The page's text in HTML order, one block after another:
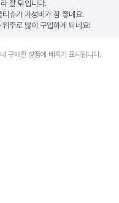
잘 닦입니다.
티슈가 가성비가 참 좋네요.
위주로 많이 구입하게 되네요!
구매한 상품에 배지가 표시됩니다.